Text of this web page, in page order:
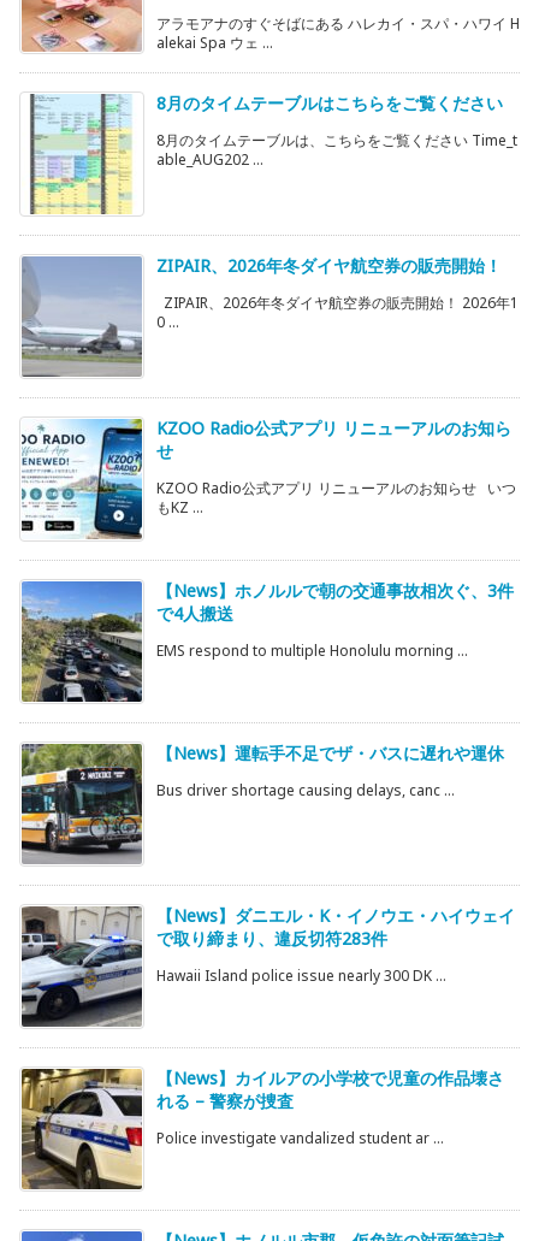
アラモアナのすぐそばにある ハレカイ・スパ・ハワイ H
alekai Spa ウェ ...
8月のタイムテーブルはこちらをご覧ください
8月のタイムテーブルは、こちらをご覧ください Time_t
able_AUG202 ...
ZIPAIR、2026年冬ダイヤ航空券の販売開始！
ZIPAIR、2026年冬ダイヤ航空券の販売開始！ 2026年1
0 ...
KZOO Radio公式アプリ リニューアルのお知ら
せ
KZOO Radio公式アプリ リニューアルのお知らせ いつ
もKZ ...
【News】ホノルルで朝の交通事故相次ぐ、3件
で4人搬送
EMS respond to multiple Honolulu morning ...
【News】運転手不足でザ・バスに遅れや運休
Bus driver shortage causing delays, canc ...
【News】ダニエル・K・イノウエ・ハイウェイ
で取り締まり、違反切符283件
Hawaii Island police issue nearly 300 DK ...
【News】カイルアの小学校で児童の作品壊さ
れる – 警察が捜査
Police investigate vandalized student ar ...